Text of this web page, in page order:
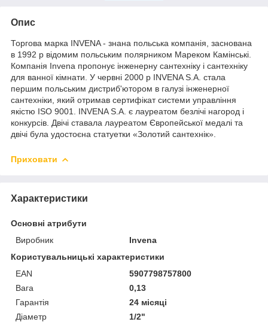
Опис
Торгова марка INVENA - знана польська компанія, заснована
в 1992 р відомим польським полярником Мареком Камінські.
Компанія Invena пропонує інженерну сантехніку і сантехніку
для ванної кімнати. У червні 2000 р INVENA S.A. стала
першим польським дистриб'ютором в галузі інженерної
сантехніки, який отримав сертифікат системи управління
якістю ISO 9001. INVENA S.A. є лауреатом безлічі нагород і
конкурсів. Двічі ставала лауреатом Європейської медалі та
двічі була удостоєна статуетки «Золотий сантехнік».
Приховати
Характеристики
Основні атрибути
Виробник
Invena
Користувальницькі характеристики
EAN
5907798757800
Вага
0,13
Гарантія
24 місяці
Діаметр
1/2"